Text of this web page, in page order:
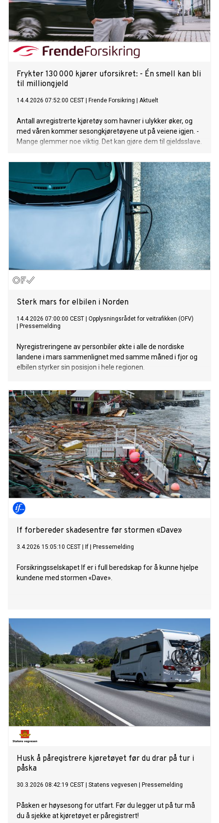
Frykter 130 000 kjører uforsikret: - Én smell kan bli
til milliongjeld
14.4.2026 07:52:00 CEST Frende Forsikring Aktuelt
Antall avregistrerte kjøretøy som havner i ulykker øker, og
med våren kommer sesongkjøretøyene ut på veiene igjen. -
Mange glemmer noe viktig. Det kan gjøre dem til gjeldsslave.
Sterk mars for elbilen i Norden
14.4.2026 07:00:00 CEST
Opplysningsrådet for veitrafikken (OFV)
Pressemelding
Nyregistreringene av personbiler økte i alle de nordiske
landene i mars sammenlignet med samme måned i fjor og
elbilen styrker sin posisjon i hele regionen.
If forbereder skadesentre før stormen «Dave»
3.4.2026 15:05:10 CEST If Pressemelding
Forsikringsselskapet If er i full beredskap for å kunne hjelpe
kundene med stormen «Dave».
Husk å påregistrere kjøretøyet før du drar på tur i
påska
30.3.2026 08:42:19 CEST Statens vegvesen Pressemelding
Påsken er høysesong for utfart. Før du legger ut på tur må
du å sjekke at kjøretøyet er påregistrert!